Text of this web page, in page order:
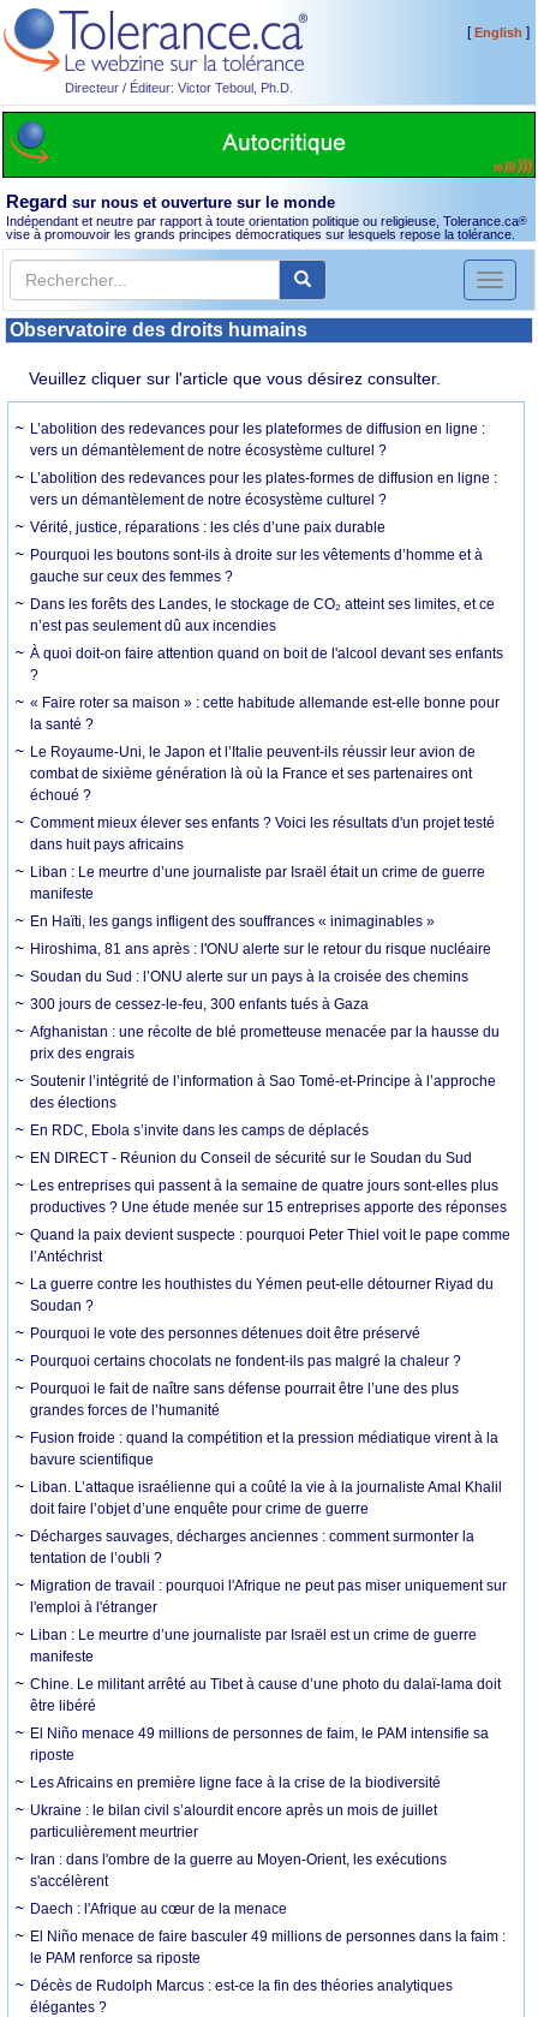
Directeur / Éditeur: Victor Teboul, Ph.D.
[English ]
Regard sur nous et ouverture sur le monde
Indépendant et neutre par rapport à toute orientation politique ou religieuse, Tolerance.ca®
vise à promouvoir les grands principes démocratiques sur lesquels repose la tolérance.
Toggle
Observatoire des droits humains
Veuillez cliquer sur l'article que vous désirez consulter.
L’abolition des redevances pour les plateformes de diffusion en ligne :
vers un démantèlement de notre écosystème culturel ?
L’abolition des redevances pour les plates-formes de diffusion en ligne :
vers un démantèlement de notre écosystème culturel ?
Vérité, justice, réparations : les clés d’une paix durable
Pourquoi les boutons sont-ils à droite sur les vêtements d’homme et à
gauche sur ceux des femmes ?
Dans les forêts des Landes, le stockage de CO₂ atteint ses limites, et ce
n’est pas seulement dû aux incendies
À quoi doit-on faire attention quand on boit de l'alcool devant ses enfants
?
« Faire roter sa maison » : cette habitude allemande est-elle bonne pour
la santé ?
Le Royaume-Uni, le Japon et l’Italie peuvent-ils réussir leur avion de
combat de sixième génération là où la France et ses partenaires ont
échoué ?
Comment mieux élever ses enfants ? Voici les résultats d'un projet testé
dans huit pays africains
Liban : Le meurtre d’une journaliste par Israël était un crime de guerre
manifeste
En Haïti, les gangs infligent des souffrances « inimaginables »
Hiroshima, 81 ans après : l'ONU alerte sur le retour du risque nucléaire
Soudan du Sud : l’ONU alerte sur un pays à la croisée des chemins
300 jours de cessez-le-feu, 300 enfants tués à Gaza
Afghanistan : une récolte de blé prometteuse menacée par la hausse du
prix des engrais
Soutenir l’intégrité de l’information à Sao Tomé-et-Principe à l’approche
des élections
En RDC, Ebola s’invite dans les camps de déplacés
EN DIRECT - Réunion du Conseil de sécurité sur le Soudan du Sud
Les entreprises qui passent à la semaine de quatre jours sont-elles plus
productives ? Une étude menée sur 15 entreprises apporte des réponses
Quand la paix devient suspecte : pourquoi Peter Thiel voit le pape comme
l’Antéchrist
La guerre contre les houthistes du Yémen peut-elle détourner Riyad du
Soudan ?
Pourquoi le vote des personnes détenues doit être préservé
Pourquoi certains chocolats ne fondent-ils pas malgré la chaleur ?
Pourquoi le fait de naître sans défense pourrait être l’une des plus
grandes forces de l’humanité
Fusion froide : quand la compétition et la pression médiatique virent à la
bavure scientifique
Liban. L’attaque israélienne qui a coûté la vie à la journaliste Amal Khalil
doit faire l’objet d’une enquête pour crime de guerre
Décharges sauvages, décharges anciennes : comment surmonter la
tentation de l’oubli ?
Migration de travail : pourquoi l'Afrique ne peut pas miser uniquement sur
l'emploi à l'étranger
Liban : Le meurtre d’une journaliste par Israël est un crime de guerre
manifeste
Chine. Le militant arrêté au Tibet à cause d’une photo du dalaï-lama doit
être libéré
El Niño menace 49 millions de personnes de faim, le PAM intensifie sa
riposte
Les Africains en première ligne face à la crise de la biodiversité
Ukraine : le bilan civil s’alourdit encore après un mois de juillet
particulièrement meurtrier
Iran : dans l'ombre de la guerre au Moyen-Orient, les exécutions
s'accélèrent
Daech : l'Afrique au cœur de la menace
El Niño menace de faire basculer 49 millions de personnes dans la faim :
le PAM renforce sa riposte
Décès de Rudolph Marcus : est-ce la fin des théories analytiques
élégantes ?